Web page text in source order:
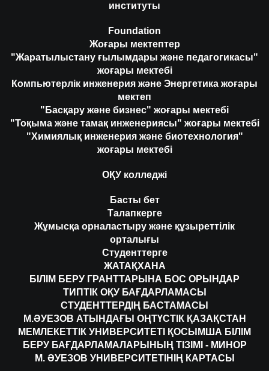
институты
Foundation
Жоғары мектептер
"Жаратылыстану ғылымдары және педагогикасы"
жоғары мектебі
Компьютерлік инженерия және Энергетика жоғары
мектеп
"Басқару және бизнес" жоғары мектебі
"Тоқыма және тамақ инженериясы" жоғары мектебі
"Химиялық инженерия және биотехнология"
жоғары мектебі
ОҚУ колледжі
Басты бет
Талапкерге
Жұмысқа орналастыру және құзыреттілік
орталығы
Студенттерге
ЖАТАҚХАНА
БІЛІМ БЕРУ ГРАНТТАРЫНА БОС ОРЫНДАР
ТИПТІК ОҚУ БАҒДАРЛАМАСЫ
СТУДЕНТТЕРДІҢ БАСТАМАСЫ
М.ӘУЕЗОВ АТЫНДАҒЫ ОҢТҮСТІК ҚАЗАҚСТАН
МЕМЛЕКЕТТІК УНИВЕРСИТЕТІ ҚОСЫМША БІЛІМ
БЕРУ БАҒДАРЛАМАЛАРЫНЫҢ ТІЗІМІ - МИНОР
М. ӘУЕЗОВ УНИВЕРСИТЕТІНІҢ КАРТАСЫ